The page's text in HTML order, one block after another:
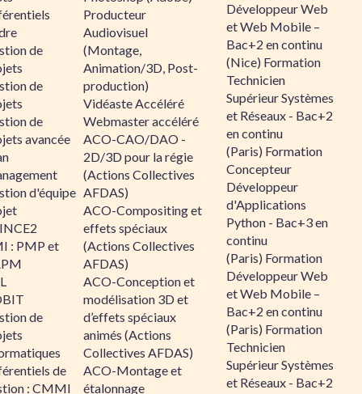
de
de
de
avancée
d'équipe
: PMP et
de
de
: CMMI
Producteur
Audiovisuel
(Montage,
Animation/3D, Post-
production)
Vidéaste Accéléré
Webmaster accéléré
ACO-CAO/DAO -
2D/3D pour la régie
(Actions Collectives
AFDAS)
ACO-Compositing et
effets spéciaux
(Actions Collectives
AFDAS)
ACO-Conception et
modélisation 3D et
d’effets spéciaux
animés (Actions
Collectives AFDAS)
ACO-Montage et
étalonnage
Développeur Web
et Web Mobile –
Bac+2 en continu
(Nice) Formation
Technicien
Supérieur Systèmes
et Réseaux - Bac+2
en continu
(Paris) Formation
Concepteur
Développeur
d'Applications
Python - Bac+3 en
continu
(Paris) Formation
Développeur Web
et Web Mobile –
Bac+2 en continu
(Paris) Formation
Technicien
Supérieur Systèmes
et Réseaux - Bac+2